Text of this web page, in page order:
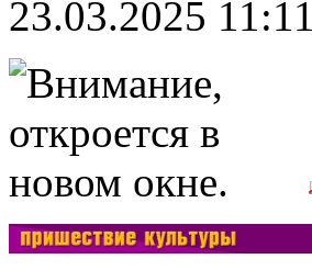
23.03.2025 11:11